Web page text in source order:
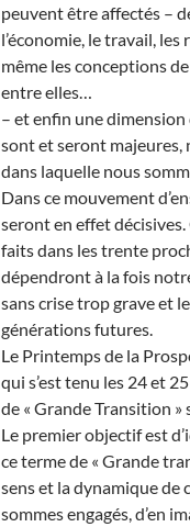
peuvent être affectés –
l’économie, le travail,
même les conceptions
entre elles…
– et enfin une
sont et seront majeures,
dans laquelle nous
Dans ce mouvement
seront en effet
faits dans les trente
dépendront à la fois
sans crise trop grave et
générations futures.
Le Printemps de la
qui s’est tenu les 24 et
de « Grande Transition »
Le premier objectif est
ce terme de « Grande
sens et la dynamique
sommes engagés, d’en